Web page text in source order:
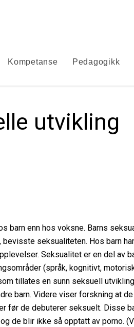
Kompetanse Pedagogikk
utvikling
barn enn hos voksne. Barns
seksualiteten. Hos barn
Seksualitet er en del av
(språk, kognitivt,
tillates en sunn seksuell
barn. Videre viser forskning at
før de debuterer seksuelt. Disse
de blir ikke så opptatt av porno.